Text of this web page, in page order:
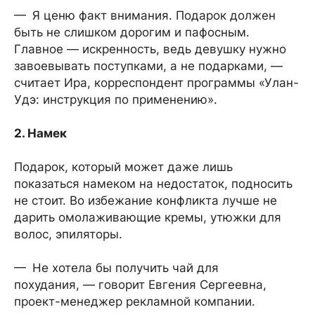
— Я ценю факт внимания. Подарок должен
быть не слишком дорогим и пафосным.
Главное — искренность, ведь девушку нужно
завоевывать поступками, а не подарками, —
считает Ира, корреспондент программы «Улан-
Удэ: инструкция по применению».
2. Намек
Подарок, который может даже лишь
показаться намеком на недостаток, подносить
не стоит. Во избежание конфликта лучше не
дарить омолаживающие кремы, утюжки для
волос, эпиляторы.
— Не хотела бы получить чай для
похудания, — говорит Евгения Сергеевна,
проект-менеджер рекламной компании.